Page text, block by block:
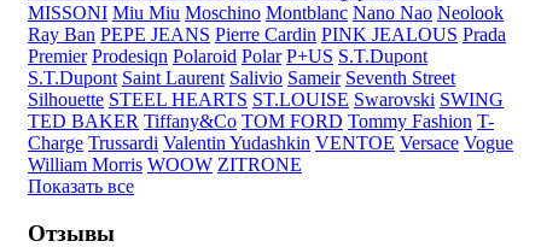
MISSONI Miu Miu Moschino Montblanc Nano Nao Neolook
Ray Ban PEPE JEANS Pierre Cardin PINK JEALOUS Prada
Premier Prodesiqn Polaroid Polar P+US S.T.Dupont
S.T.Dupont Saint Laurent Salivio Sameir Seventh Street
Silhouette STEEL HEARTS ST.LOUISE Swarovski SWING
TED BAKER Tiffany&Co TOM FORD Tommy Fashion T-
Charge Trussardi Valentin Yudashkin VENTOE Versace Vogue
William Morris WOOW ZITRONE
Показать все
Отзывы